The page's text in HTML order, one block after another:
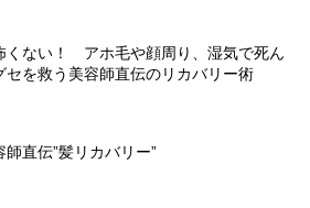
くない！ アホ毛や顔周り、湿気で死ん
セを救う美容師直伝のリカバリー術
師直伝”髪リカバリー”